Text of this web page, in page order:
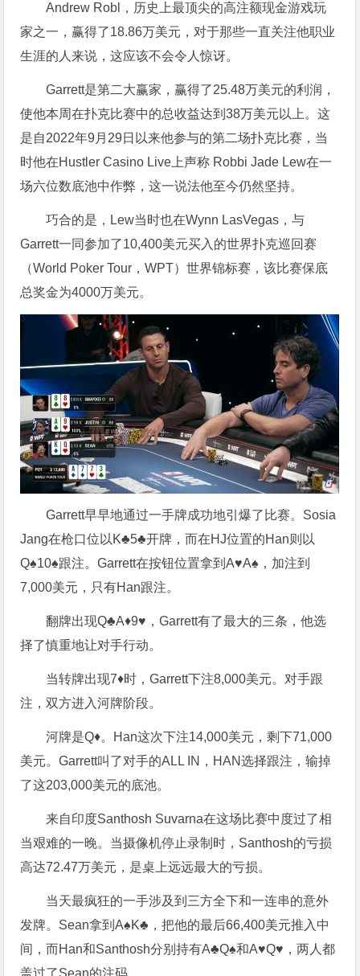
Andrew Robl，历史上最顶尖的高注额现金游戏玩
家之一，赢得了18.86万美元，对于那些一直关注他职业
生涯的人来说，这应该不会令人惊讶。
Garrett是第二大赢家，赢得了25.48万美元的利润，
使他本周在扑克比赛中的总收益达到38万美元以上。这
是自2022年9月29日以来他参与的第二场扑克比赛，当
时他在Hustler Casino Live上声称 Robbi Jade Lew在一
场六位数底池中作弊，这一说法他至今仍然坚持。
巧合的是，Lew当时也在Wynn LasVegas，与
Garrett一同参加了10,400美元买入的世界扑克巡回赛
（World Poker Tour，WPT）世界锦标赛，该比赛保底
总奖金为4000万美元。
Garrett早早地通过一手牌成功地引爆了比赛。Sosia
Jang在枪口位以K♣5♣开牌，而在HJ位置的Han则以
Q♠10♠跟注。Garrett在按钮位置拿到A♥A♠，加注到
7,000美元，只有Han跟注。
翻牌出现Q♣A♦9♥，Garrett有了最大的三条，他选
择了慎重地让对手行动。
当转牌出现7♦时，Garrett下注8,000美元。对手跟
注，双方进入河牌阶段。
河牌是Q♦。Han这次下注14,000美元，剩下71,000
美元。Garrett叫了对手的ALL IN，HAN选择跟注，输掉
了这203,000美元的底池。
来自印度Santhosh Suvarna在这场比赛中度过了相
当艰难的一晚。当摄像机停止录制时，Santhosh的亏损
高达72.47万美元，是桌上远远最大的亏损。
当天最疯狂的一手涉及到三方全下和一连串的意外
发牌。Sean拿到A♠K♣，把他的最后66,400美元推入中
间，而Han和Santhosh分别持有A♣Q♠和A♥Q♥，两人都